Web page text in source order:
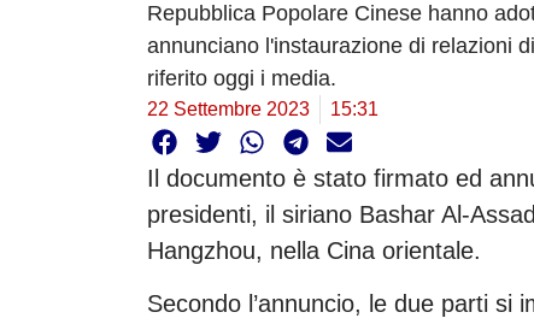
Repubblica Popolare Cinese hanno
annunciano l'instaurazione di relazioni
riferito oggi i media.
22 Settembre 2023 15:31
Il documento è stato firmato ed
presidenti, il siriano Bashar Al-
Hangzhou, nella Cina orientale.
Secondo l’annuncio, le due parti si